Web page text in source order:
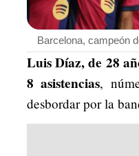
Barcelona, campeón
Luis Díaz, de 28
8 asistencias,
desbordar por la